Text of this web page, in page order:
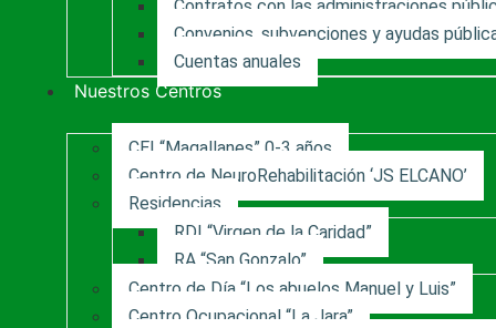
Contratos con las administraciones
Convenios, subvenciones y ayudas
Cuentas anuales
Nuestros Centros
CEI “Magallanes” 0-3 años
Centro de NeuroRehabilitación ‘JS ELCANO’
Residencias
RDI “Virgen de la Caridad”
RA “San Gonzalo”
Centro de Día “Los abuelos Manuel y Luis”
Centro Ocupacional “La Jara”